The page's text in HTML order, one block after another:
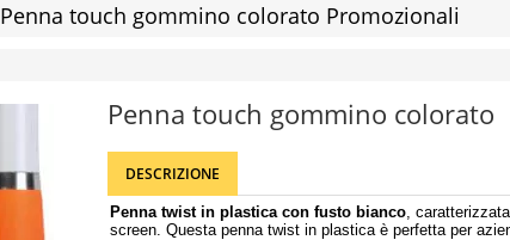
Penna touch gommino colorato Promozionali
Penna touch gommino colorato
DESCRIZIONE
Penna twist in plastica con fusto bianco,
screen. Questa penna twist in plastica è perfetta per